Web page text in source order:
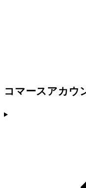
コマースアカウ